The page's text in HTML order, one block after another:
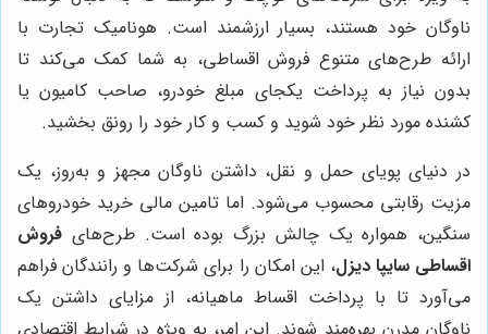
ناوگان خود هستند، بسیار ارزشمند است. هونامیک تجارت با
ارائه طرح‌های متنوع فروش اقساطی، به شما کمک می‌کند تا
بدون نیاز به پرداخت یکجای مبلغ خودرو، صاحب کامیون یا
کشنده مورد نظر خود شوید و کسب و کار خود را رونق بخشید.
در دنیای پویای حمل و نقل، داشتن ناوگان مجهز و به‌روز، یک
مزیت رقابتی محسوب می‌شود. اما تامین مالی خرید خودروهای
سنگین، همواره یک چالش بزرگ بوده است. طرح‌های فروش
اقساطی سایپا دیزل، این امکان را برای شرکت‌ها و رانندگان فراهم
می‌آورد تا با پرداخت اقساط ماهیانه، از مزایای داشتن یک